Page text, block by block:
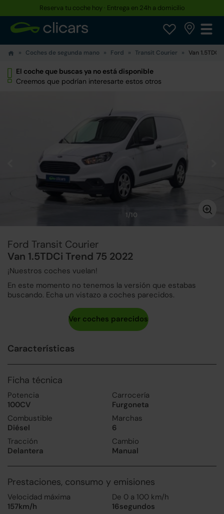
Reserva tu coche hoy · Entrega en 24h a domicilio
Coches de segunda mano Ford Transit Courier Van 1.5TDCi
El coche que buscas ya no está disponible
Creemos que podrían interesarte estos otros
1/10
Ford Transit Courier
Van 1.5TDCi Trend 75 2022
¡Nuestros coches vuelan!
En este momento no tenemos la versión que estabas
buscando. Echa un vistazo a coches parecidos.
Características
Ficha técnica
Potencia
100CV
Carrocería
Furgoneta
Combustible
Diésel
Marchas
6
Tracción
Delantera
Cambio
Manual
Prestaciones, consumo y emisiones
Velocidad máxima
157km/h
De 0 a 100 km/h
16segundos